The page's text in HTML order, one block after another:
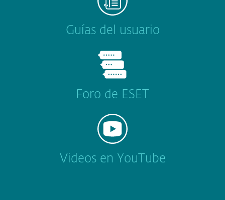
Guías del usuario
Foro de ESET
Videos en YouTube